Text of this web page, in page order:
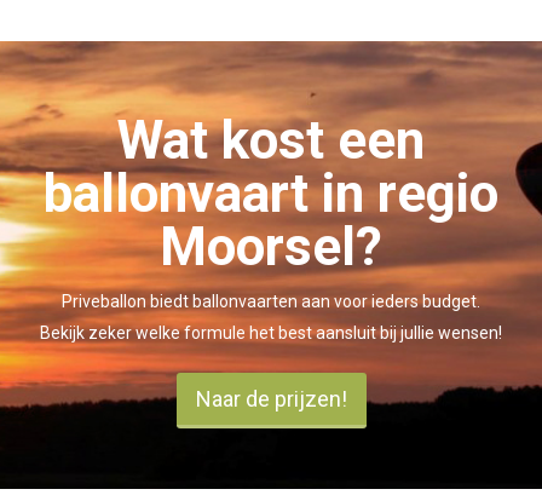
Wat kost een
ballonvaart in regio
Moorsel?
Priveballon biedt ballonvaarten aan voor ieders budget.
Bekijk zeker welke formule het best aansluit bij jullie wensen!
Naar de prijzen!